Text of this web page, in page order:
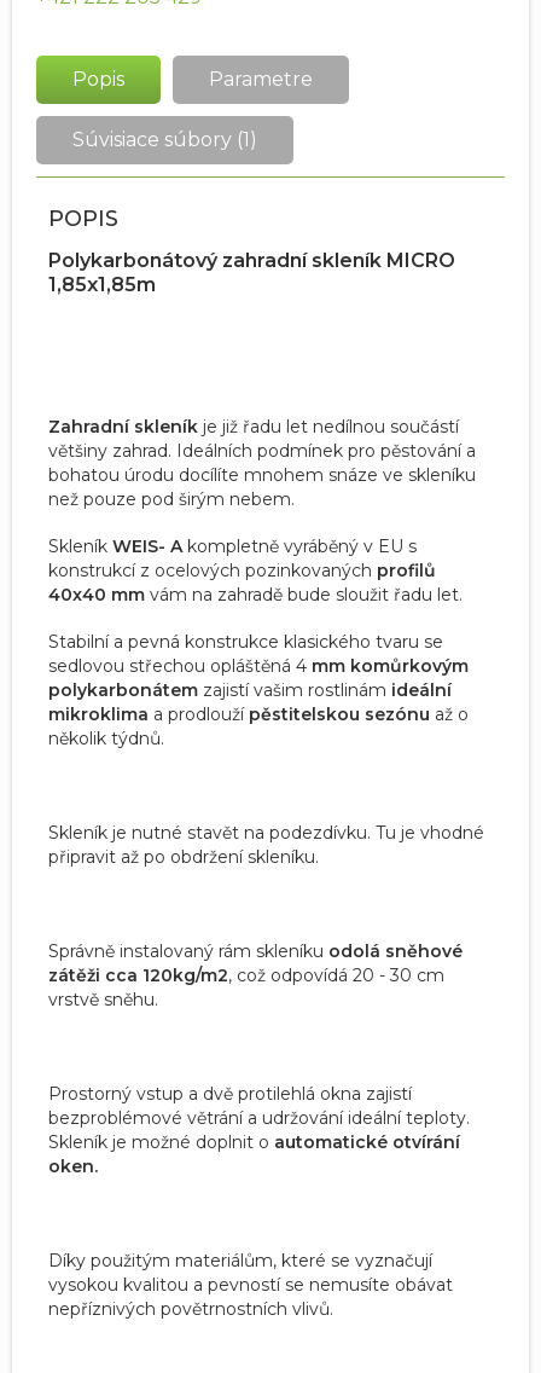
Popis Parametre
Súvisiace súbory (1)
POPIS
Polykarbonátový zahradní skleník MICRO
1,85x1,85m
Zahradní skleník je již řadu let nedílnou součástí
většiny zahrad. Ideálních podmínek pro pěstování a
bohatou úrodu docílíte mnohem snáze ve skleníku
než pouze pod širým nebem.
Skleník WEIS- A kompletně vyráběný v EU s
konstrukcí z ocelových pozinkovaných profilů
40x40 mm vám na zahradě bude sloužit řadu let.
Stabilní a pevná konstrukce klasického tvaru se
sedlovou střechou opláštěná 4 mm komůrkovým
polykarbonátem zajistí vašim rostlinám ideální
mikroklima a prodlouží pěstitelskou sezónu až o
několik týdnů.
Skleník je nutné stavět na podezdívku. Tu je vhodné
připravit až po obdržení skleníku.
Správně instalovaný rám skleníku odolá sněhové
zátěži cca 120kg/m2, což odpovídá 20 - 30 cm
vrstvě sněhu.
Prostorný vstup a dvě protilehlá okna zajistí
bezproblémové větrání a udržování ideální teploty.
Skleník je možné doplnit o automatické otvírání
oken.
Díky použitým materiálům, které se vyznačují
vysokou kvalitou a pevností se nemusíte obávat
nepříznivých povětrnostních vlivů.